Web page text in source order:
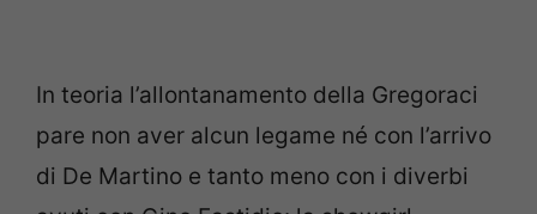
In teoria l’allontanamento della Gregoraci
pare non aver alcun legame né con l’arrivo
di De Martino e tanto meno con i diverbi